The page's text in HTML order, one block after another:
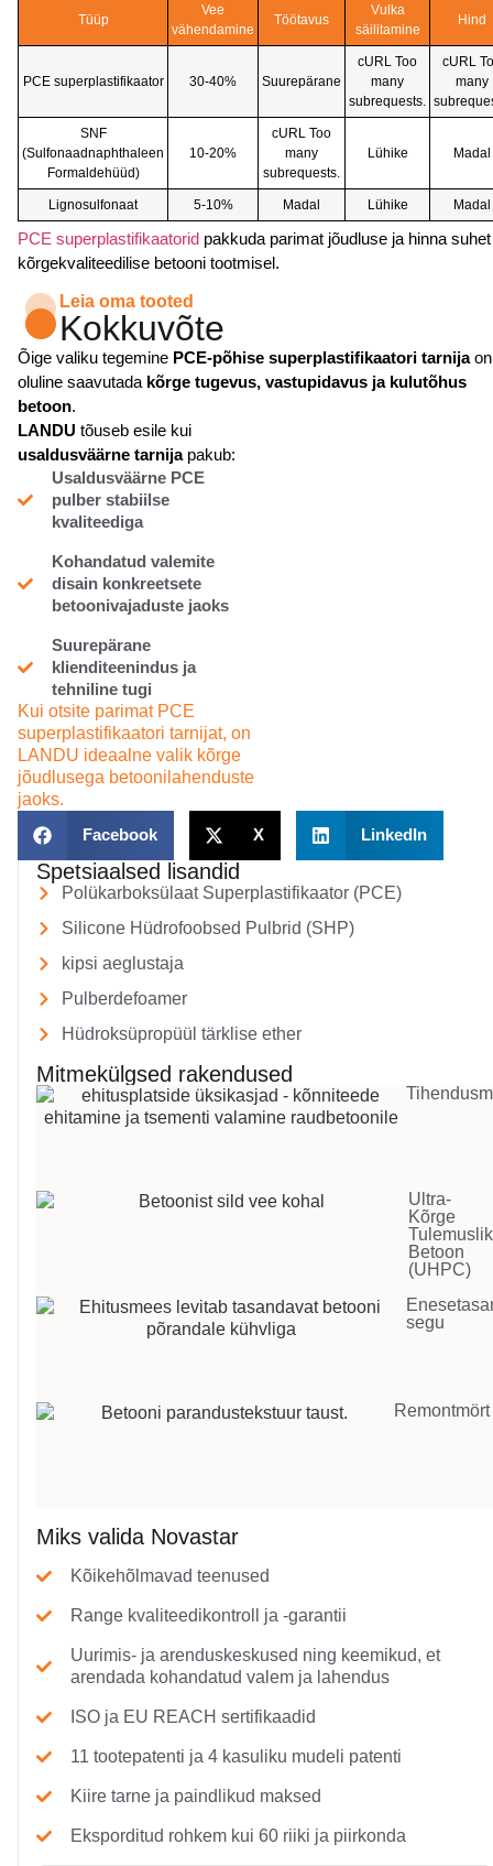
Tüüp
Vee
vähendamine
Töötavus
Vulka
säilitamine
Hind
PCE superplastifikaator 30-40% Suurepärane
cURL Too
many
subrequests.
cURL
many
SNF
(Sulfonaadnaphthaleen
Formaldehüüd)
10-20%
cURL Too
many
subrequests.
Lühike Madal
Lignosulfonaat 5-10% Madal Lühike Madal
PCE superplastifikaatorid pakkuda parimat jõudluse ja hinna suhet
kõrgekvaliteedilise betooni tootmisel.
Leia oma tooted
Kokkuvõte
Õige valiku tegemine PCE-põhise superplastifikaatori tarnijaon
oluline saavutada kõrge tugevus, vastupidavus ja kulutõhus
betoon.
LANDU tõuseb esile kui
usaldusväärne tarnijapakub:
Usaldusväärne PCE
pulber stabiilse
kvaliteediga
Kohandatud valemite
disain konkreetsete
betoonivajaduste jaoks
Suurepärane
klienditeenindus ja
tehniline tugi
Kui otsite parimat PCE
superplastifikaatori tarnijat, on
LANDU ideaalne valik kõrge
jõudlusega betoonilahenduste
jaoks.
Facebook
X LinkedIn
Spetsiaalsed lisandid
Polükarboksülaat Superplastifikaator (PCE)
Silicone Hüdrofoobsed Pulbrid (SHP)
kipsi aeglustaja
Pulberdefoamer
Hüdroksüpropüül tärklise ether
Mitmekülgsed rakendused
Ultra-
Kõrge
Betoon
(UHPC)
segu
Remontmört
Miks valida Novastar
Kõikehõlmavad teenused
Range kvaliteedikontroll ja -garantii
Uurimis- ja arenduskeskused ning keemikud, et
arendada kohandatud valem ja lahendus
ISO ja EU REACH sertifikaadid
11 tootepatenti ja 4 kasuliku mudeli patenti
Kiire tarne ja paindlikud maksed
Eksporditud rohkem kui 60 riiki ja piirkonda